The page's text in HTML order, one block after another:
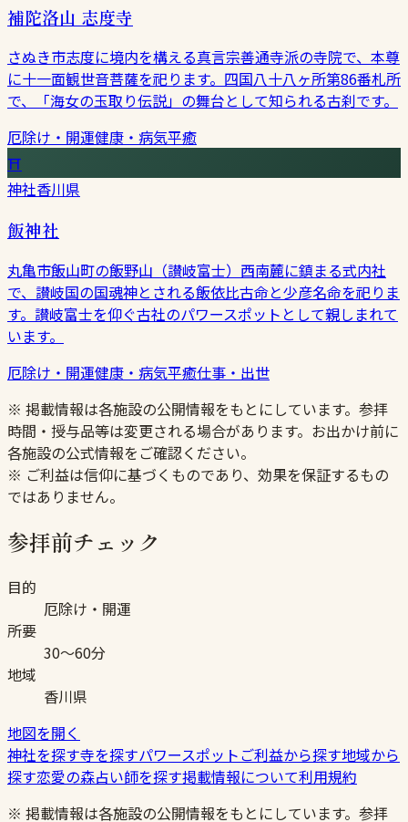
補陀洛山 志度寺
さぬき市志度に境内を構える真言宗善通寺派の寺院で、本尊
に十一面観世音菩薩を祀ります。四国八十八ヶ所第86番札所
で、「海女の玉取り伝説」の舞台として知られる古刹です。
厄除け・開運健康・病気平癒
⛩
神社香川県
飯神社
丸亀市飯山町の飯野山（讃岐富士）西南麓に鎮まる式内社
で、讃岐国の国魂神とされる飯依比古命と少彦名命を祀りま
す。讃岐富士を仰ぐ古社のパワースポットとして親しまれて
います。
厄除け・開運健康・病気平癒仕事・出世
※ 掲載情報は各施設の公開情報をもとにしています。参拝
時間・授与品等は変更される場合があります。お出かけ前に
各施設の公式情報をご確認ください。
※ ご利益は信仰に基づくものであり、効果を保証するもの
ではありません。
参拝前チェック
目的
厄除け・開運
所要
30〜60分
地域
香川県
地図を開く
神社を探す寺を探すパワースポットご利益から探す地域から
探す恋愛の森占い師を探す掲載情報について利用規約
※ 掲載情報は各施設の公開情報をもとにしています。参拝